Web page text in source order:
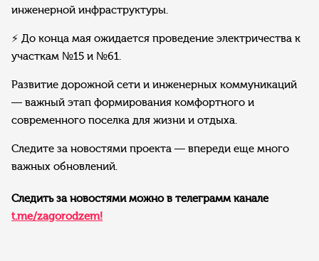
инженерной инфраструктуры.
⚡ До конца мая ожидается проведение электричества к
участкам №15 и №61.
Развитие дорожной сети и инженерных коммуникаций
— важный этап формирования комфортного и
современного поселка для жизни и отдыха.
Следите за новостями проекта — впереди еще много
важных обновлений.
Следить за новостями можно в телеграмм канале
t.me/zagorodzem!